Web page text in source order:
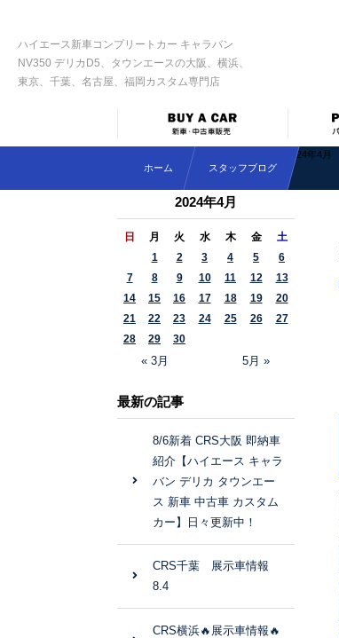
ハイエース新車コンプリートカー キャラバン
NV350 デリカD5、タウンエースの大阪、横浜、
東京、千葉、名古屋、福岡カスタム専門店
ホーム スタッフブログ
2024年4月
2024年4月
日 月 火 水 木 金 土
« 3月 5月 »
1 2 3 4 5
6
7
8 9 10 11 12
13
14
15 16 17 18 19
20
21
22 23 24 25 26
27
28
29 30
最新の記事
8/6新着 CRS大阪 即納車
紹介【ハイエース キャラ
バン デリカ タウンエー
ス 新車 中古車 カスタム
カー】日々更新中！
CRS千葉 展示車情報
8.4
CRS横浜🔥展示車情報🔥